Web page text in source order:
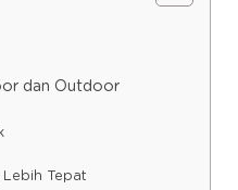
dan Outdoor
Tepat